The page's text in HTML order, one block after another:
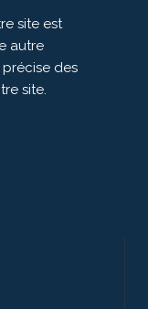
site est
autre
des
site.